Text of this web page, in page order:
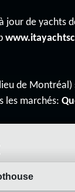
jour de yachts
de
les marchés: